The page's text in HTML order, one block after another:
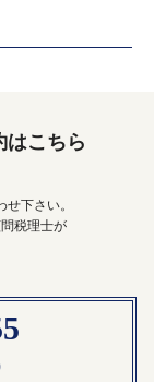
はこちら
下さい。
税理士が